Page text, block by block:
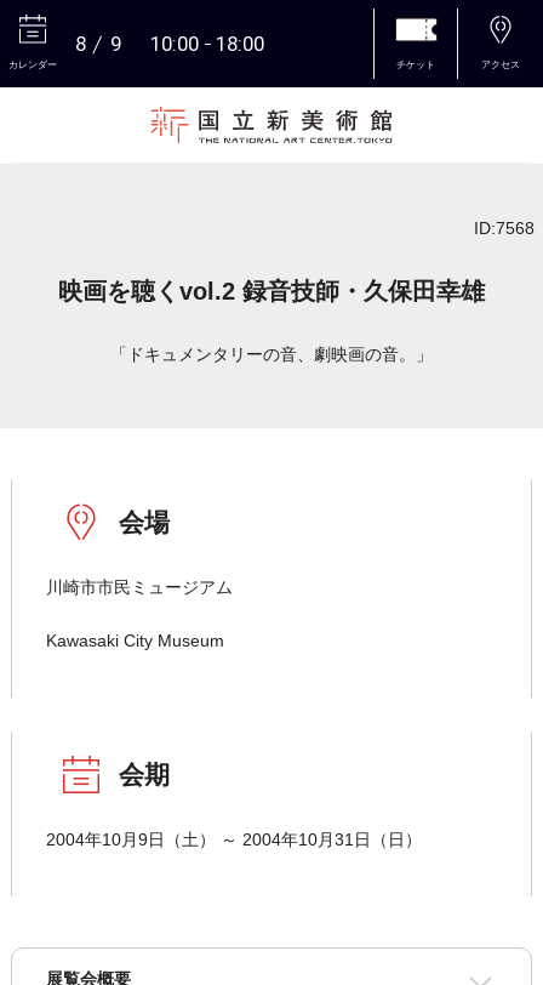
カレンダー
8 9 10:00 18:00
チケット アクセス
ID:7568
映画を聴くvol.2 録音技師・久保田幸雄
「ドキュメンタリーの音、劇映画の音。」
会場
川崎市市民ミュージアム
Kawasaki City Museum
会期
2004年10月9日（土） ～ 2004年10月31日（日）
展覧会概要